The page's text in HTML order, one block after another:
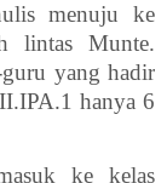
menuju ke
lintas Munte.
yang hadir
hanya 6
ke kelas